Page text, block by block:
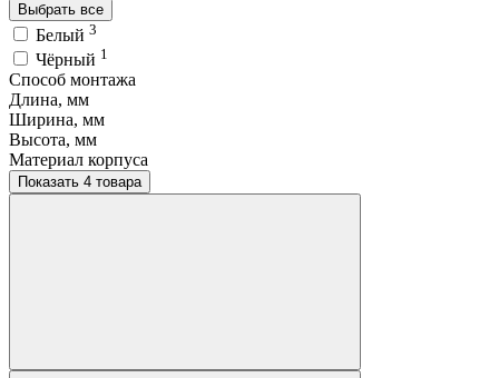
Выбрать все
Белый 3
Чёрный 1
Способ монтажа
Длина, мм
Ширина, мм
Высота, мм
Материал корпуса
Показать 4 товара